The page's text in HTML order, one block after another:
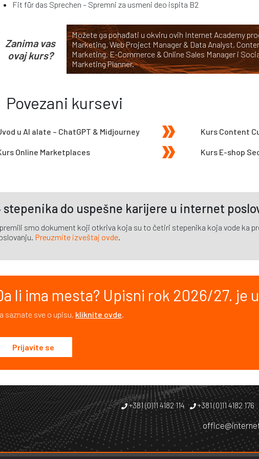
Fit für das Sprechen – Spremni za usmeni deo ispita B2
Zanima vas
ovaj kurs?
Možete ga pohađati u okviru ovih Internet Academy
Marketing,Web Project Manager & Data Analyst,
Marketing,E-Commerce & Online Sales Manager i
Marketing Planner.
Povezani kursevi
u AI alate – ChatGPT & Midjourney Kurs Content
Online Marketplaces Kurs E-shop
stepenika do uspešne karijere u internet
smo dokument koji otkriva koja su to četiri stepenika koja vode ka
Preuzmite izveštaj ovde.
li ima mesta? Upisni rok 2026/27. je
saznate sve o upisu, kliknite ovde.
Prijavite se
+381 (0)11 4182 114 +381 (0)11 4182 176